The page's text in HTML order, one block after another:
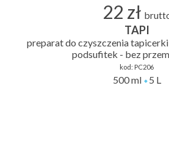
22 zł
TAPI
preparat do czyszczenia
podsufitek - bez
kod: PC206
500 ml 5 L